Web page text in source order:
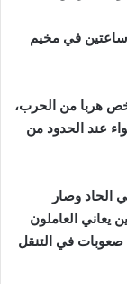
في مخيم
600 الف شخص هربا من الحرب،
عند الحدود من
الحاد وصار
العاملون
صعوبات في التنقل